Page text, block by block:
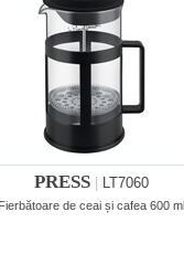
PRESS LT7060
Fierbătoare de ceai și cafea 600 ml